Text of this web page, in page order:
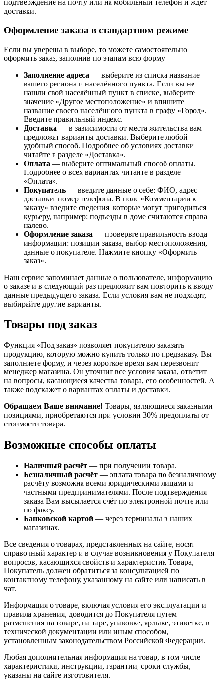
подтверждение на почту или на мобильный телефон и ждёт
доставки.
Оформление заказа в стандартном режиме
Если вы уверены в выборе, то можете самостоятельно
оформить заказ, заполнив по этапам всю форму.
Заполнение адреса — выберите из списка название
вашего региона и населённого пункта. Если вы не
нашли свой населённый пункт в списке, выберите
значение «Другое местоположение» и впишите
название своего населённого пункта в графу «Город».
Введите правильный индекс.
Доставка — в зависимости от места жительства вам
предложат варианты доставки. Выберите любой
удобный способ. Подробнее об условиях доставки
читайте в разделе «Доставка».
Оплата — выберите оптимальный способ оплаты.
Подробнее о всех вариантах читайте в разделе
«Оплата».
Покупатель — введите данные о себе: ФИО, адрес
доставки, номер телефона. В поле «Комментарии к
заказу» введите сведения, которые могут пригодиться
курьеру, например: подъезды в доме считаются справа
налево.
Оформление заказа — проверьте правильность ввода
информации: позиции заказа, выбор местоположения,
данные о покупателе. Нажмите кнопку «Оформить
заказ».
Наш сервис запоминает данные о пользователе, информацию
о заказе и в следующий раз предложит вам повторить к вводу
данные предыдущего заказа. Если условия вам не подходят,
выбирайте другие варианты.
Товары под заказ
Функция «Под заказ» позволяет покупателю заказать
продукцию, которую можно купить только по предзаказу. Вы
заполняете форму, и через короткое время вам перезвонит
менеджер магазина. Он уточнит все условия заказа, ответит
на вопросы, касающиеся качества товара, его особенностей. А
также подскажет о вариантах оплаты и доставки.
Обращаем Ваше внимание! Товары, являющиеся заказными
позициями, приобретаются при условии 30% предоплаты от
стоимости товара.
Возможные способы оплаты
Наличный расчёт — при получении товара.
Безналичный расчёт — оплата товара по безналичному
расчёту возможна всеми юридическими лицами и
частными предпринимателями. После подтверждения
заказа Вам высылается счёт по электронной почте или
по факсу.
Банковской картой — через терминалы в наших
магазинах.
Все сведения о товарах, представленных на сайте, носят
справочный характер и в случае возникновения у Покупателя
вопросов, касающихся свойств и характеристик Товара,
Покупатель должен обратиться за консультацией по
контактному телефону, указанному на сайте или написать в
чат.
Информация о товаре, включая условия его эксплуатации и
правила хранения, доводится до Покупателя путем
размещения на товаре, на таре, упаковке, ярлыке, этикетке, в
технической документации или иным способом,
установленным законодательством Российской Федерации.
Любая дополнительная информация на товар, в том числе
характеристики, инструкции, гарантии, сроки службы,
указаны на сайте изготовителя.